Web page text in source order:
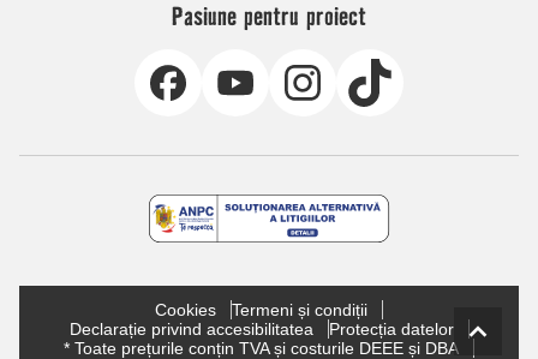
Pasiune pentru proiect
Cookies
Termeni și condiții
Declarație privind accesibilitatea
Protecția datelor
* Toate prețurile conțin TVA și costurile DEEE și DBA